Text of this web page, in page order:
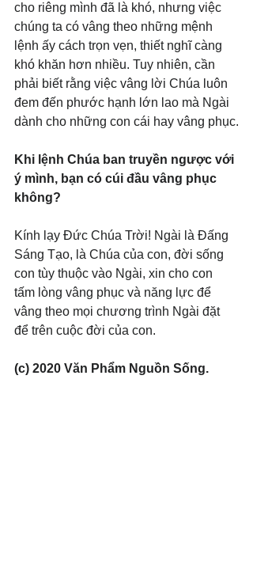
cho riêng mình đã là khó, nhưng việc
chúng ta có vâng theo những mệnh
lệnh ấy cách trọn vẹn, thiết nghĩ càng
khó khăn hơn nhiều. Tuy nhiên, cần
phải biết rằng việc vâng lời Chúa luôn
đem đến phước hạnh lớn lao mà Ngài
dành cho những con cái hay vâng phục.
Khi lệnh Chúa ban truyền ngược với
ý mình, bạn có cúi đầu vâng phục
không?
Kính lạy Đức Chúa Trời! Ngài là Đấng
Sáng Tạo, là Chúa của con, đời sống
con tùy thuộc vào Ngài, xin cho con
tấm lòng vâng phục và năng lực để
vâng theo mọi chương trình Ngài đặt
để trên cuộc đời của con.
(c) 2020 Văn Phẩm Nguồn Sống.